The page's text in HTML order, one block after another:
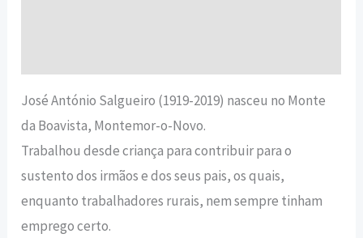
José António Salgueiro (1919-2019) nasceu no Monte
da Boavista, Montemor-o-Novo.
Trabalhou desde criança para contribuir para o
sustento dos irmãos e dos seus pais, os quais,
enquanto trabalhadores rurais, nem sempre tinham
emprego certo.